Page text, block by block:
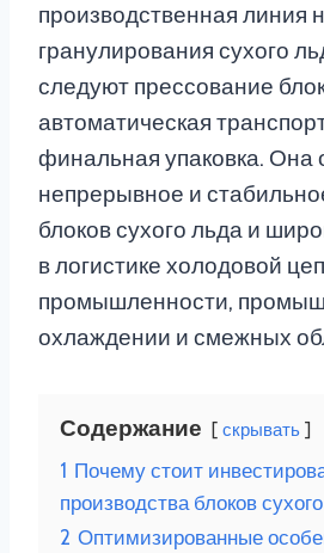
производственная линия
гранулирования сухого
следуют прессование
автоматическая
финальная упаковка. Она
непрерывное и
блоков сухого льда и
в логистике холодовой
промышленности,
охлаждении и смежных
Содержание скрывать
1 Почему стоит
производства блоков
2 Оптимизированные